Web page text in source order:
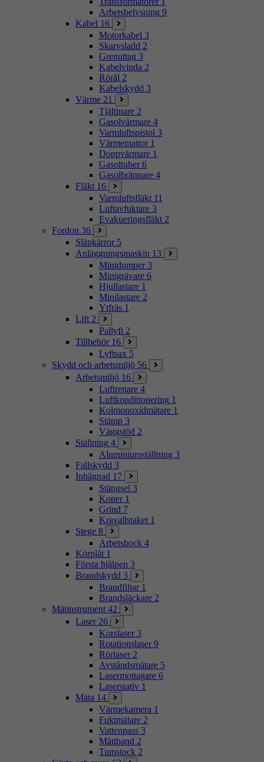
Arbetsbelysning 9
Kabel 16
Motorkabel 3
Skarvsladd 2
Grenuttag 3
Kabelvinda 2
Rörål 2
Kabelskydd 3
Värme 21
Tjältinare 2
Gasolvärmare 4
Varmluftspistol 3
Värmemattor 1
Doppvärmare 1
Gasoltuber 6
Gasolbrännare 4
Fläkt 16
Varmluftsfläkt 11
Luftavfuktare 3
Evakueringsfläkt 2
Fordon 36
Släpkärror 5
Anläggningsmaskin 13
Minidumper 3
Minigrävare 6
Hjullastare 1
Minilastare 2
Ytfräs 1
Lift 2
Pallyft 2
Tillbehör 16
Lyftsax 5
Skydd och arbetsmiljö 56
Arbetsmiljö 16
Luftrenare 4
Luftkonditionering 1
Kolmonoxidmätare 1
Stämp 3
Väggstöd 2
Ställning 4
Aluminiumställning 3
Fallskydd 3
Inhägnad 17
Stängsel 3
Koner 1
Grind 7
Kravallstaket 1
Stege 8
Arbetsbock 4
Körplåt 1
Första hjälpen 3
Brandskydd 3
Brandfiltar 1
Brandsläckare 2
Mätinstrument 42
Laser 26
Korslaser 3
Rotationslaser 9
Rörlaser 2
Avståndsmätare 5
Lasermottagare 6
Laserstativ 1
Mäta 14
Värmekamera 1
Fuktmätare 2
Vattenpass 3
Måttband 2
Tumstock 2